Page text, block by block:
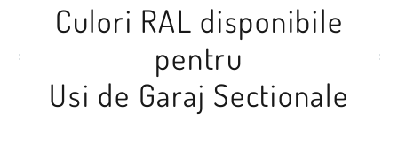
Culori RAL disponibile
pentru
Usi de Garaj Sectionale